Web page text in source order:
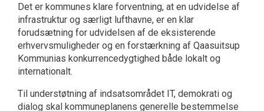
Det er kommunes klare forventning, at en udvidelse af
infrastruktur og særligt lufthavne, er en klar
forudsætning for udvidelsen af de eksisterende
erhvervsmuligheder og en forstærkning af Qaasuitsup
Kommunias konkurrencedygtighed både lokalt og
internationalt.
Til understøtning af indsatsområdet IT, demokrati og
dialog skal kommuneplanens generelle bestemmelse